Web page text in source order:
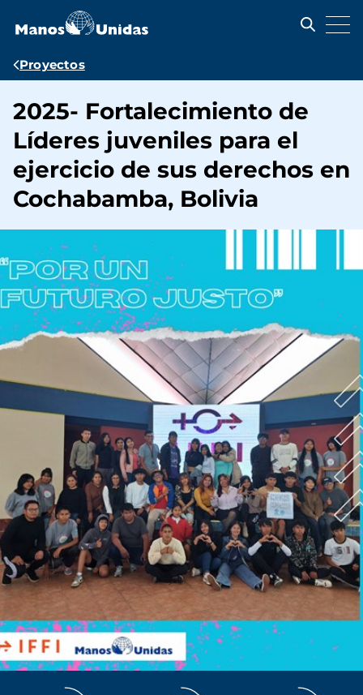
contenido
Ruta
navegación
Proyectos
2025- Fortalecimiento de
Líderes juveniles para el
ejercicio de sus derechos en
Cochabamba, Bolivia